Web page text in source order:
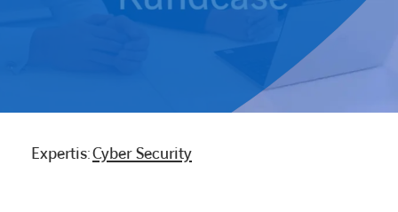
Expertis:Cyber Security